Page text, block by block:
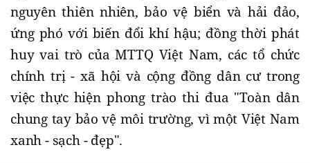
nguyên thiên nhiên, bảo vệ biển và hải đảo,
ứng phó với biến đổi khí hậu; đồng thời phát
huy vai trò của MTTQ Việt Nam, các tổ chức
chính trị - xã hội và cộng đồng dân cư trong
việc thực hiện phong trào thi đua "Toàn dân
chung tay bảo vệ môi trường, vì một Việt Nam
xanh - sạch - đẹp".